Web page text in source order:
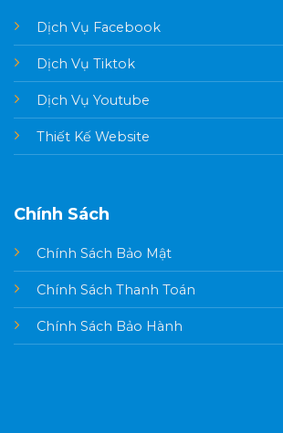
Dịch Vụ Facebook
Dịch Vụ Tiktok
Dịch Vụ Youtube
Thiết Kế Website
Chính Sách
Chính Sách Bảo Mật
Chính Sách Thanh Toán
Chính Sách Bảo Hành